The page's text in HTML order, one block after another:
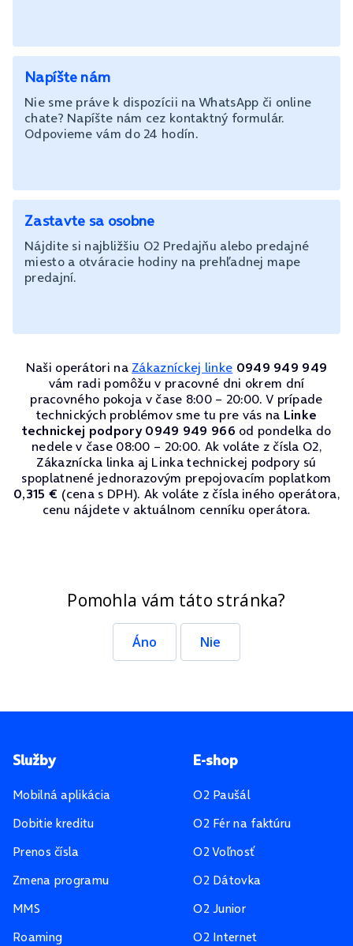
Napíšte nám
Nie sme práve k dispozícii na WhatsApp či online
chate? Napíšte nám cez kontaktný formulár.
Odpovieme vám do 24 hodín.
Zastavte sa osobne
Nájdite si najbližšiu O2 Predajňu alebo predajné
miesto a otváracie hodiny na prehľadnej mape
predajní.
Naši operátori na Zákazníckej linke 0949 949 949
vám radi pomôžu v pracovné dni okrem dní
pracovného pokoja v čase 8:00 – 20:00. V prípade
technických problémov sme tu pre vás na Linke
technickej podpory 0949 949 966 od pondelka do
nedele v čase 08:00 – 20:00. Ak voláte z čísla O2,
Zákaznícka linka aj Linka technickej podpory sú
spoplatnené jednorazovým prepojovacím poplatkom
0,315 € (cena s DPH). Ak voláte z čísla iného operátora,
cenu nájdete v aktuálnom cenníku operátora.
Pomohla vám táto stránka?
Áno Nie
Pätička stránky
Služby
Mobilná aplikácia
Dobitie kreditu
Prenos čísla
Zmena programu
MMS
Roaming
E-shop
O2 Paušál
O2 Fér na faktúru
O2 Voľnosť
O2 Dátovka
O2 Junior
O2 Internet